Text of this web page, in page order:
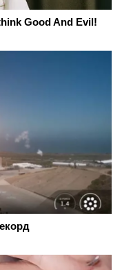
Good And Evil!